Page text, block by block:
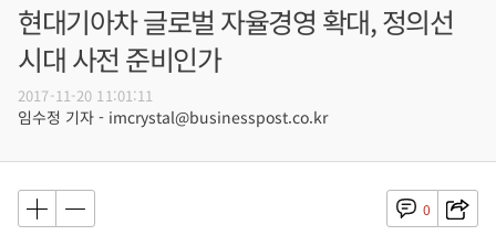
현대기아차 글로벌 자율경영 확대, 정의선
시대 사전 준비인가
2017-11-20 11:01:11
임수정 기자 - imcrystal@businesspost.co.kr
0